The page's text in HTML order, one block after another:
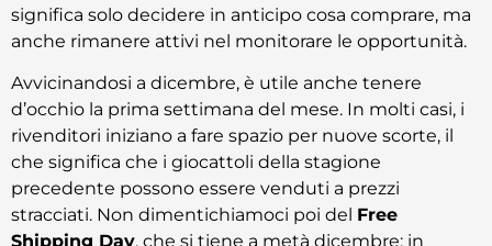
significa solo decidere in anticipo cosa comprare, ma
anche rimanere attivi nel monitorare le opportunità.
Avvicinandosi a dicembre, è utile anche tenere
d’occhio la prima settimana del mese. In molti casi, i
rivenditori iniziano a fare spazio per nuove scorte, il
che significa che i giocattoli della stagione
precedente possono essere venduti a prezzi
stracciati. Non dimentichiamoci poi del Free
Shipping Day, che si tiene a metà dicembre: in